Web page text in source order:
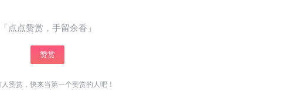
「点点赞赏，手留余香」
赞赏
赞赏，快来当第一个赞赏的人吧！
材），绝对物超所值！ 学堂有系统进阶SketchUp
课程⋘点击了解详情，0基础直接晋级为Sketch
Up高手！咨询请加少校微信号1：sketchupmajo
扫描二维码继续阅读